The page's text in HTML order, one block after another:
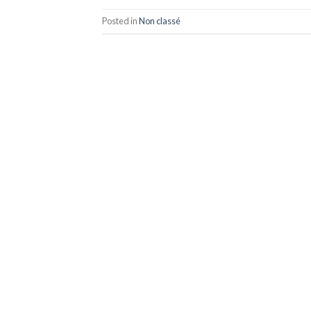
Posted inNon classé